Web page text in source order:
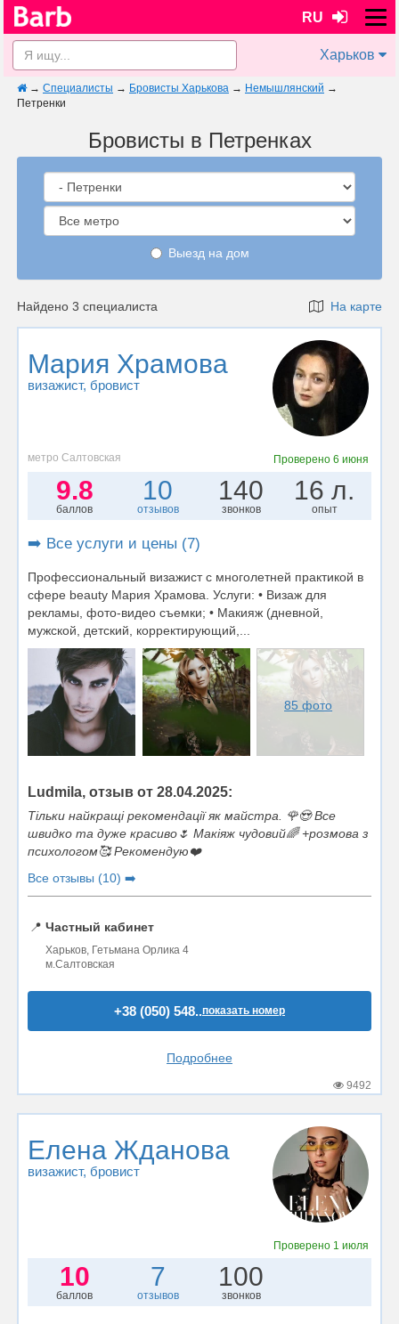
RU
Харьков
→ Специалисты → Бровисты Харькова → Немышлянский →
Петренки
Бровисты в Петренках
Выезд на дом
Найдено 3 специалиста На карте
Мария Храмова
визажист, бровист
метро Салтовская Проверено 6 июня
9.8
баллов
10
отзывов
140
звонков
16 л.
опыт
➡️ Все услуги и цены (7)
Профессиональный визажист с многолетней практикой в
сфере beauty Мария Храмова. Услуги: • Визаж для
рекламы, фото-видео съемки; • Макияж (дневной,
мужской, детский, корректирующий,...
85 фото
Ludmila, отзыв от 28.04.2025:
Тільки найкращі рекомендації як майстра. 🌹😍 Все
швидко та дуже красиво🌷 Макіяж чудовий🌈 +розмова з
психологом🥰 Рекомендую❤️
Все отзывы (10) ➡️
📍 Частный кабинет
Харьков, Гетьмана Орлика 4
м.Салтовская
+38 (050) 548..показать номер
Подробнее
9492
Елена Жданова
визажист, бровист
Проверено 1 июля
10
баллов
7
отзывов
100
звонков